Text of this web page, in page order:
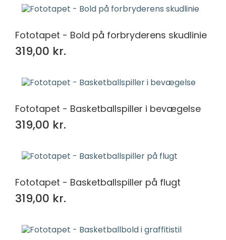
Fototapet - Bold på forbryderens skudlinie
319,00 kr.
Fototapet - Basketballspiller i bevægelse
319,00 kr.
Fototapet - Basketballspiller på flugt
319,00 kr.